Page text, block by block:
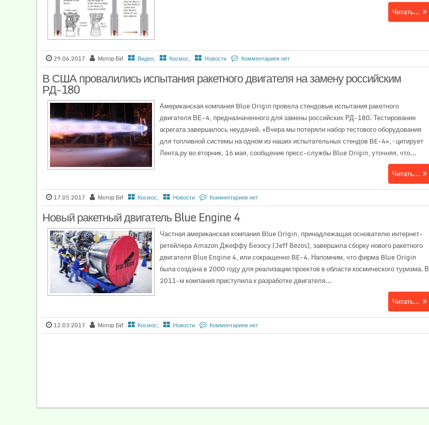
Читать...
29.06.2017 Мотор БИ Видео, Космос, Новости Комментариев нет
В США провалились испытания ракетного двигателя на замену российским
РД-180
Американская компания Blue Origin провела стендовые испытания ракетного
двигателя ВЕ-4, предназначенного для замены российских РД-180. Тестирование
агрегата завершилось неудачей. «Вчера мы потеряли набор тестового оборудования
для топливной системы на одном из наших испытательных стендов BE-4», – цитирует
Лента.ру во вторник, 16 мая, сообщение пресс-службы Blue Origin, уточняя, что...
Читать...
17.05.2017 Мотор БИ Космос, Новости Комментариев нет
Новый ракетный двигатель Blue Engine 4
Частная американская компания Blue Origin, принадлежащая основателю интернет-
ретейлера Amazon Джеффу Безосу (Jeff Bezos), завершила сборку нового ракетного
двигателя Blue Engine 4, или сокращенно BE-4. Напомним, что фирма Blue Origin
была создана в 2000 году для реализации проектов в области космического туризма. В
2011-м компания приступила к разработке двигателя...
Читать...
12.03.2017 Мотор БИ Космос, Новости Комментариев нет